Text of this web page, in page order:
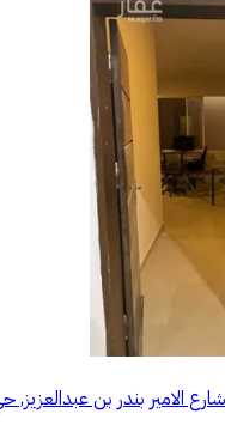
الامير بندر بن عبدالعزيز,